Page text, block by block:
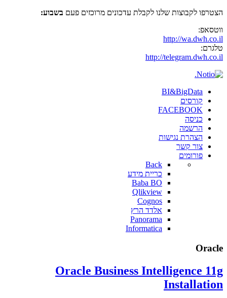
הצטרפו לקבוצות שלנו לקבלת עדכונים מרוכזים פעם בשבוע:
ווטסאפ:
http://wa.dwh.co.il
טלגרם:
http://telegram.dwh.co.il
BI&BigData
קורסים
FACEBOOK
כניסה
הרשמה
הצהרת נגישות
צור קשר
פורומים
Back
כריית מידע
Baba BO
Qlikview
Cognos
אלדד הרץ
Panorama
Informatica
Oracle
Oracle Business Intelligence 11g
Installation